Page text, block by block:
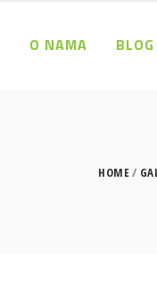
O NAMA BLOG
HOME